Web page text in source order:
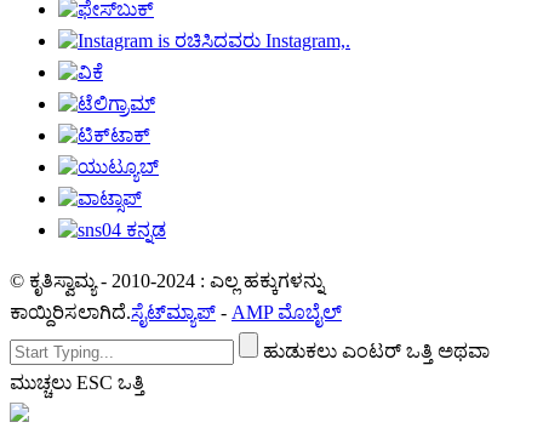
© ಕೃತಿಸ್ವಾಮ್ಯ - 2010-2024 : ಎಲ್ಲ ಹಕ್ಕುಗಳನ್ನು
ಕಾಯ್ದಿರಿಸಲಾಗಿದೆ.ಸೈಟ್‌ಮ್ಯಾಪ್ - AMP ಮೊಬೈಲ್
ಹುಡುಕಲು ಎಂಟರ್ ಒತ್ತಿ ಅಥವಾ
ಮುಚ್ಚಲು ESC ಒತ್ತಿ